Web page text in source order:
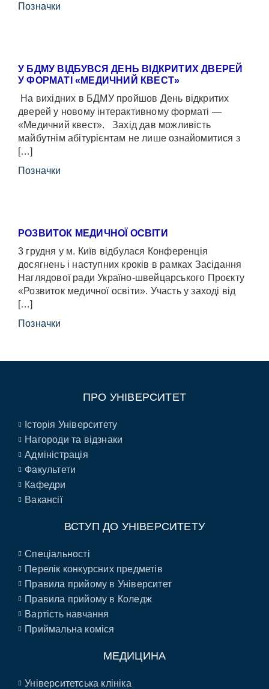
Позначки
У БДМУ ВІДБУВСЯ ДЕНЬ ВІДКРИТИХ ДВЕРЕЙ
У ФОРМАТІ «МЕДИЧНИЙ КВЕСТ»
На вихідних в БДМУ пройшов День відкритих
дверей у новому інтерактивному форматі —
«Медичний квест». Захід дав можливість
майбутнім абітурієнтам не лише ознайомитися з
[…]
Позначки
РОЗВИТОК МЕДИЧНОЇ ОСВІТИ
3 грудня у м. Київ відбулася Конференція
досягнень і наступних кроків в рамках Засідання
Наглядової ради Україно-швейцарського Проєкту
«Розвиток медичної освіти». Участь у заході від
[…]
Позначки
ПРО УНІВЕРСИТЕТ
Історія Університету
Нагороди та відзнаки
Адміністрація
Факультети
Кафедри
Вакансії
ВСТУП ДО УНІВЕРСИТЕТУ
Спеціальності
Перелік конкурсних предметів
Правила прийому в Університет
Правила прийому в Коледж
Вартість навчання
Приймальна коміся
МЕДИЦИНА
Університетська клініка